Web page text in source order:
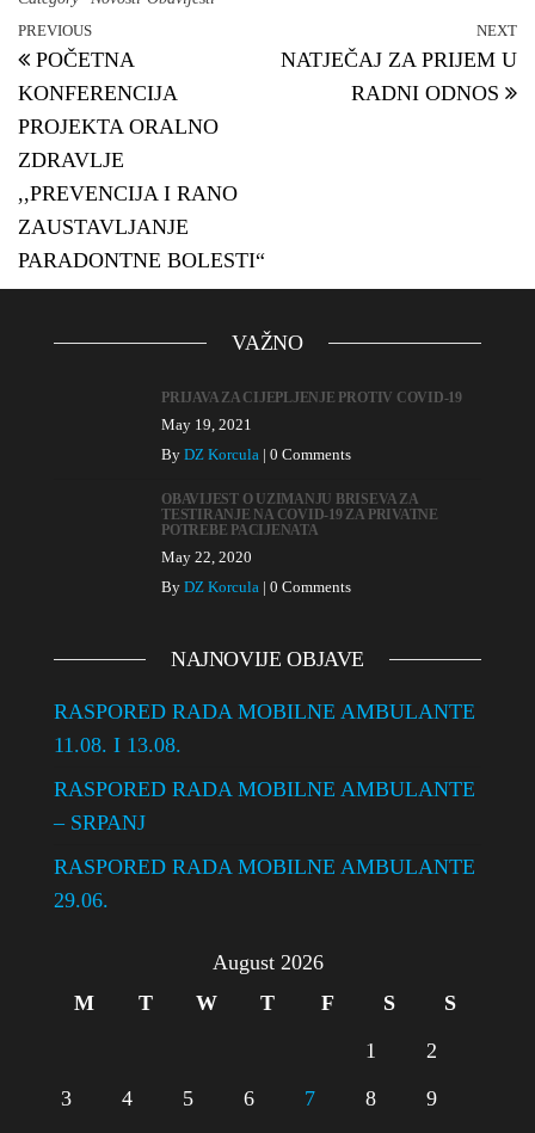
Post navigation
Previous Post
PREVIOUS
POČETNA
KONFERENCIJA
PROJEKTA ORALNO
ZDRAVLJE
,,PREVENCIJA I RANO
ZAUSTAVLJANJE
PARADONTNE BOLESTI“
NEXT
NATJEČAJ ZA PRIJEM U
RADNI ODNOS
VAŽNO
PRIJAVA ZA CIJEPLJENJE PROTIV COVID-19
May 19, 2021
By DZ Korcula | 0 Comments
OBAVIJEST O UZIMANJU BRISEVA ZA
TESTIRANJE NA COVID-19 ZA PRIVATNE
POTREBE PACIJENATA
May 22, 2020
By DZ Korcula | 0 Comments
NAJNOVIJE OBJAVE
RASPORED RADA MOBILNE AMBULANTE
11.08. I 13.08.
RASPORED RADA MOBILNE AMBULANTE
– SRPANJ
RASPORED RADA MOBILNE AMBULANTE
29.06.
August 2026
M
T W T F S
S
1
2
3
4 5 6 7 8
9